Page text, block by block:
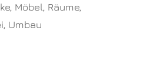
, Möbel, Räume,
, Umbau